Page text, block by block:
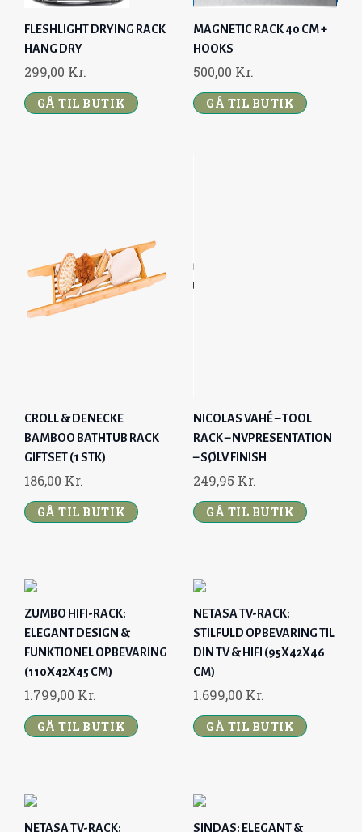
FLESHLIGHT DRYING RACK
HANG DRY
299,00 Kr.
GÅ TIL BUTIK
MAGNETIC RACK 40 CM +
HOOKS
500,00 Kr.
GÅ TIL BUTIK
CROLL & DENECKE
BAMBOO BATHTUB RACK
GIFTSET (1 STK)
186,00 Kr.
GÅ TIL BUTIK
NICOLAS VAHÉ – TOOL
RACK – NVPRESENTATION
– SØLV FINISH
249,95 Kr.
GÅ TIL BUTIK
ZUMBO HIFI-RACK:
ELEGANT DESIGN &
FUNKTIONEL OPBEVARING
(110X42X45 CM)
1.799,00 Kr.
GÅ TIL BUTIK
NETASA TV-RACK:
STILFULD OPBEVARING TIL
DIN TV & HIFI (95X42X46
CM)
1.699,00 Kr.
GÅ TIL BUTIK
NETASA TV-RACK:
SINDAS: ELEGANT &